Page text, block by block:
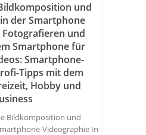
und
der Smartphone
und
Smartphone für
Smartphone-
Tipps mit dem
Hobby und
Bildkomposition und
Videographie In